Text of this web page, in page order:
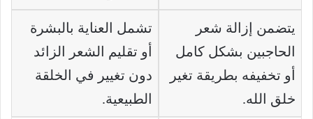
يتضمن إزالة شعر
الحاجبين بشكل كامل
أو تخفيفه بطريقة تغير
خلق الله.
تشمل العناية بالبشرة
أو تقليم الشعر الزائد
دون تغيير في الخلقة
الطبيعية.